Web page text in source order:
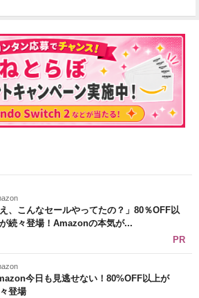
え、こんなセールやってたの？」80％OFF以
続々登場！Amazonの本気が...
PR
今日も見逃せない！80%OFF以上が
登場